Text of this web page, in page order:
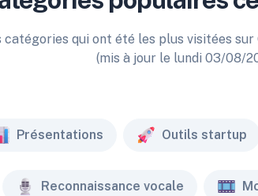
catégories qui ont été les plus visitées sur
(mis à jour le lundi 03/08/
Présentations Outils startup
Reconnaissance vocale